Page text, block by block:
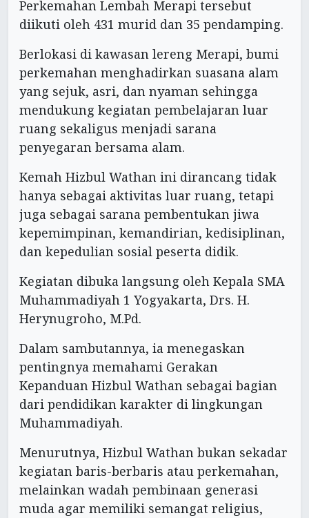
Perkemahan Lembah Merapi tersebut
diikuti oleh 431 murid dan 35 pendamping.
Berlokasi di kawasan lereng Merapi, bumi
perkemahan menghadirkan suasana alam
yang sejuk, asri, dan nyaman sehingga
mendukung kegiatan pembelajaran luar
ruang sekaligus menjadi sarana
penyegaran bersama alam.
Kemah Hizbul Wathan ini dirancang tidak
hanya sebagai aktivitas luar ruang, tetapi
juga sebagai sarana pembentukan jiwa
kepemimpinan, kemandirian, kedisiplinan,
dan kepedulian sosial peserta didik.
Kegiatan dibuka langsung oleh Kepala SMA
Muhammadiyah 1 Yogyakarta, Drs. H.
Herynugroho, M.Pd.
Dalam sambutannya, ia menegaskan
pentingnya memahami Gerakan
Kepanduan Hizbul Wathan sebagai bagian
dari pendidikan karakter di lingkungan
Muhammadiyah.
Menurutnya, Hizbul Wathan bukan sekadar
kegiatan baris-berbaris atau perkemahan,
melainkan wadah pembinaan generasi
muda agar memiliki semangat religius,